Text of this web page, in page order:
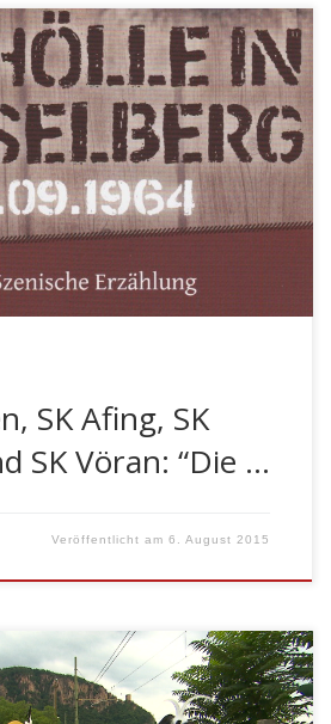
in Tesselberg – eine szenische
spannendes Projekt, welches
bezirksübergreifend von den vier
Vöran
Mölten, Jenesien und
Bozen) gemeinsam zur
wird. Am 21. August 2015 um 21
Darstellung, […]
SK Afing, SK
SK Vöran: “Die …
Veröffentlicht am6. August 2015
2. August findet auch heuer
traditionelle Hoametfescht